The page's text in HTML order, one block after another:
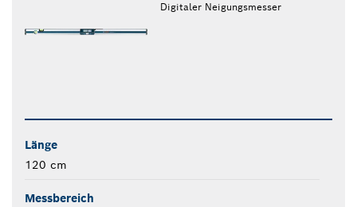
Digitaler Neigungsmesser
Länge
120 cm
Messbereich